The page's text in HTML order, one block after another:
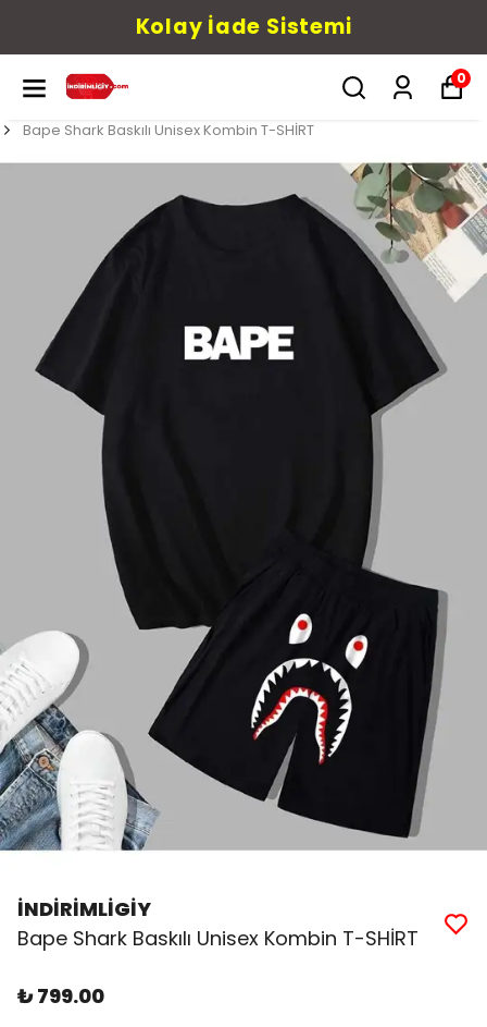
Kolay İade Sistemi
0
Bape Shark Baskılı Unisex Kombin T-SHİRT
İNDİRİMLİGİY
Bape Shark Baskılı Unisex Kombin T-SHİRT
₺ 799.00